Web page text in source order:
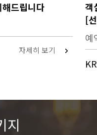
드립니다
자세히 보기
객
[
지